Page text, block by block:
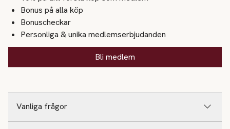
Vanliga frågor
Bonus på alla köp
Bonuscheckar
Personliga & unika medlemserbjudanden
Bli medlem